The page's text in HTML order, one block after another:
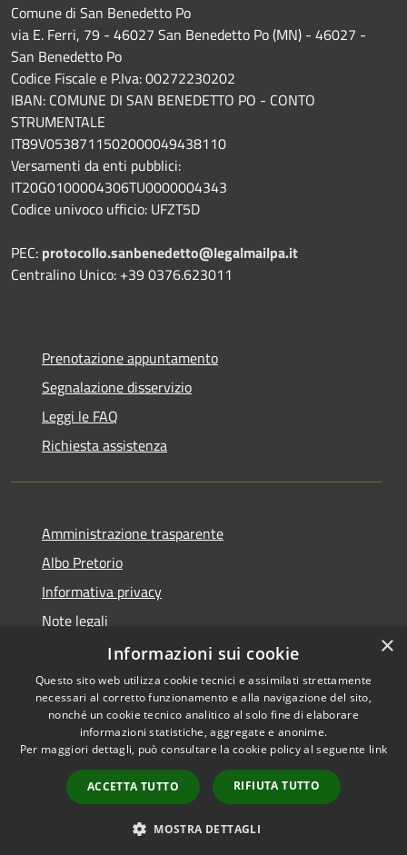
Comune di San Benedetto Po
via E. Ferri, 79 - 46027 San Benedetto Po (MN) - 46027 -
San Benedetto Po
Codice Fiscale e P.Iva: 00272230202
IBAN: COMUNE DI SAN BENEDETTO PO - CONTO
STRUMENTALE
IT89V0538711502000049438110
Versamenti da enti pubblici:
IT20G0100004306TU0000004343
Codice univoco ufficio: UFZT5D
PEC: protocollo.sanbenedetto@legalmailpa.it
Centralino Unico: +39 0376.623011
Prenotazione appuntamento
Segnalazione disservizio
Leggi le FAQ
Richiesta assistenza
Amministrazione trasparente
Albo Pretorio
Informativa privacy
Note legali
Dichiarazione di accessibilità
RSS
Accessibilità
Copyright © 2021 • Città
di San Benedetto Po •
Powered byMunicipium
Accesso redazione
×
Informazioni sui cookie
Questo sito web utilizza cookie tecnici e assimilati strettamente
necessari al corretto funzionamento e alla navigazione del sito,
nonché un cookie tecnico analitico al solo fine di elaborare
informazioni statistiche, aggregate e anonime.
Per maggiori dettagli, può consultare la cookie policy al seguente link
ACCETTA TUTTO RIFIUTA TUTTO
MOSTRA DETTAGLI